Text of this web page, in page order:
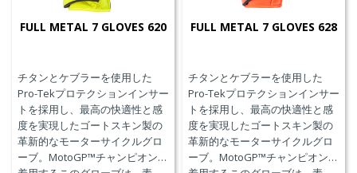
FULL METAL 7 GLOVES 620
チタンとケブラーを使用した
Pro-Tekプロテクションインサー
トを採用し、最高の快適性と感
度を実現したゴートスキン製の
革新的なモーターサイクルグロ
ーブ。MotoGP™チャンピオンが
FULL METAL 7 GLOVES 628
チタンとケブラーを使用した
Pro-Tekプロテクションインサー
トを採用し、最高の快適性と感
度を実現したゴートスキン製の
革新的なモーターサイクルグロ
ーブ。MotoGP™チャンピオンが